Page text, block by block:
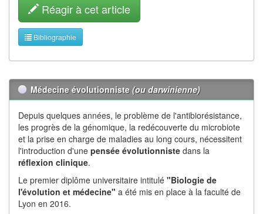
Réagir à cet article
Bibliographie
Médecine évolutionniste (ou darwinienne)
Depuis quelques années, le problème de l'antibiorésistance,
les progrès de la génomique, la redécouverte du microbiote
et la prise en charge de maladies au long cours, nécessitent
l'introduction d'une pensée évolutionniste dans la
réflexion clinique.
Le premier diplôme universitaire intitulé "Biologie de
l'évolution et médecine" a été mis en place à la faculté de
Lyon en 2016.